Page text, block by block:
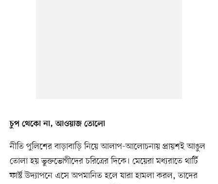
চুপ থেকো না, আওয়াজ তোলো
নীতি পুলিশের বাড়াবাড়ি নিয়ে আলাপ-আলোচনায় প্রায়শই আঙুল
তোলা হয় ভুক্তভোগীদের চরিত্রের দিকে। মেয়েরা মধ্যরাতে থার্টি
ফার্স্ট উদ্যাপনে এসে অপমানিত হলে যারা হামলা করল, তাদের